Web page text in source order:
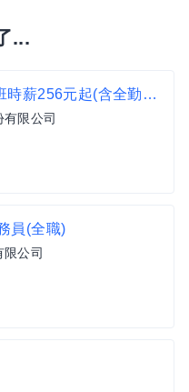
...
【すき家 SUKIYA】★大夜班時薪256元起(含全勤加津貼)★ 中壢中原店
限公司
員(全職)
公司